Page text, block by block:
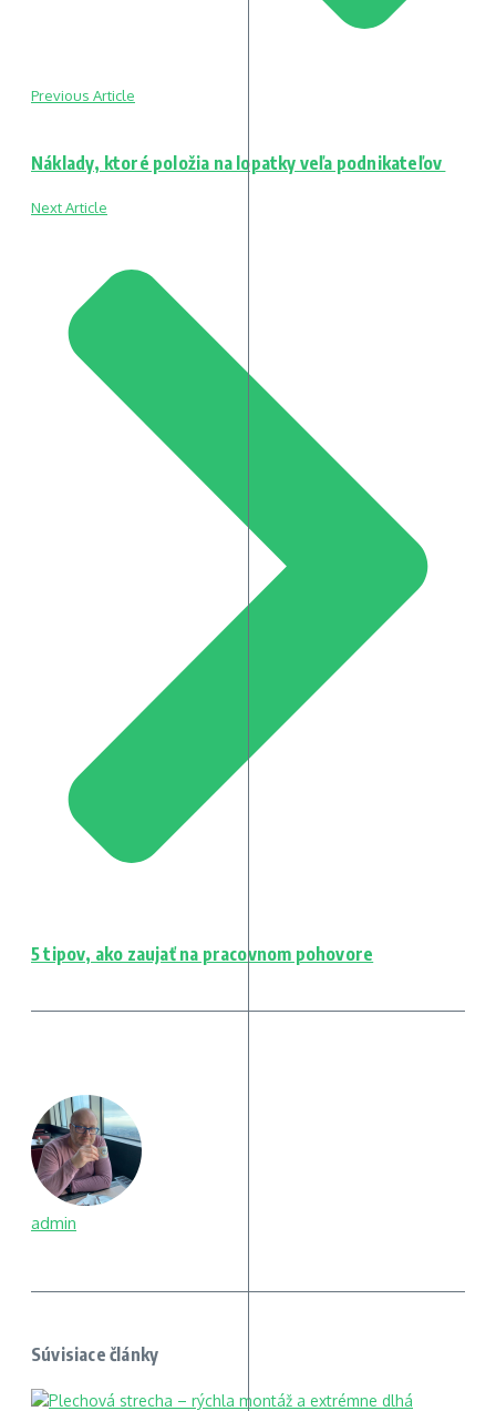
Previous Article
Náklady, ktoré položia na lopatky veľa podnikateľov
Next Article
5 tipov, ako zaujať na pracovnom pohovore
admin
Súvisiace články